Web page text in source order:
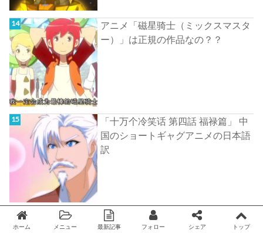
アニメ「磁星骑士（ミックスマスタ
ー）」は正規の作品なの？？
「十万个冷笑话 第四話 福禄篇」 中
国のショートギャグアニメの日本語
訳
ホーム メニュー 最新記事 フォロー シェア トップ
Twitter facebook